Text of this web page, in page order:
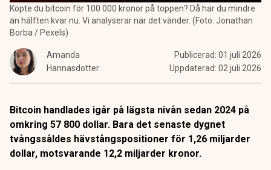
Köpte du bitcoin för 100 000 kronor på toppen? Då har du mindre
än hälften kvar nu. Vi analyserar när det vänder. (Foto: Jonathan
Borba / Pexels)
Amanda
Hannasdotter
Publicerad: 01 juli 2026
Uppdaterad: 02 juli 2026
Bitcoin handlades igår på lägsta nivån sedan 2024 på
omkring 57 800 dollar. Bara det senaste dygnet
tvångssåldes hävstångspositioner för 1,26 miljarder
dollar, motsvarande 12,2 miljarder kronor.